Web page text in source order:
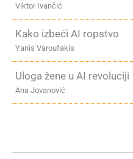
Viktor Ivančić
Kako izbeći AI ropstvo
Yanis Varoufakis
Uloga žene u AI revoluciji
Ana Jovanović